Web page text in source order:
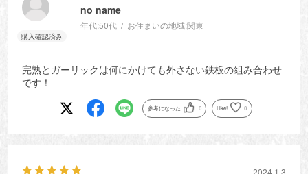
no name
年代:50代 お住まいの地域:関東
完熟とガーリックは何にかけても外さない鉄板の組み合わせ
です！
参考になった 0 Like! 0